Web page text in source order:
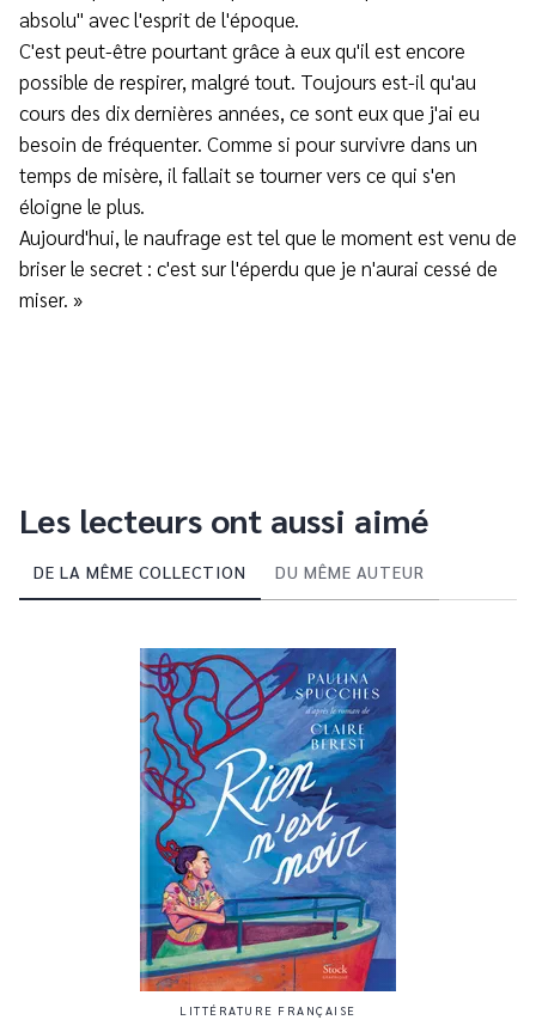
absolu" avec l'esprit de l'époque.
C'est peut-être pourtant grâce à eux qu'il est encore
possible de respirer, malgré tout. Toujours est-il qu'au
cours des dix dernières années, ce sont eux que j'ai eu
besoin de fréquenter. Comme si pour survivre dans un
temps de misère, il fallait se tourner vers ce qui s'en
éloigne le plus.
Aujourd'hui, le naufrage est tel que le moment est venu de
briser le secret : c'est sur l'éperdu que je n'aurai cessé de
miser. »
Les lecteurs ont aussi aimé
DE LA MÊME COLLECTION DU MÊME AUTEUR
LITTÉRATURE FRANÇAISE